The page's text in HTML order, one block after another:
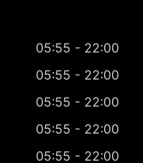
05:55 - 22:00
05:55 - 22:00
05:55 - 22:00
05:55 - 22:00
05:55 - 22:00